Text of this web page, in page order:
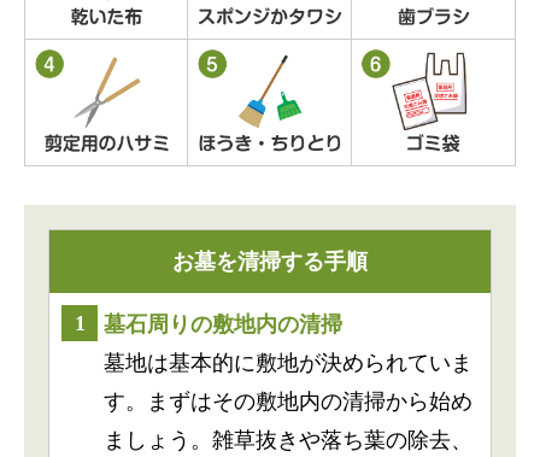
お墓を清掃する手順
1
墓石周りの敷地内の清掃
墓地は基本的に敷地が決められていま
す。まずはその敷地内の清掃から始め
ましょう。雑草抜きや落ち葉の除去、